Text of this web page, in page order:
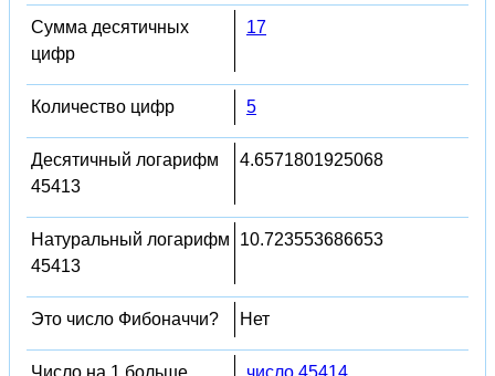
Сумма десятичных
цифр
17
Количество цифр 5
Десятичный логарифм
45413
4.6571801925068
Натуральный логарифм
45413
10.723553686653
Это число Фибоначчи? Нет
Число на 1 больше
число 45414